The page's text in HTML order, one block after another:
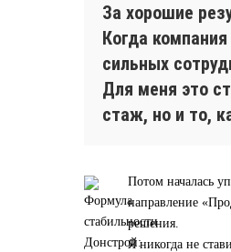
За хорошие
Когда
сильных
Для меня это
стаж, но и то,
Потом началась
направление
решения.
Я никогда не